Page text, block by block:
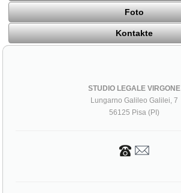
Foto
Kontakte
STUDIO LEGALE VIRGONE
Lungarno Galileo Galilei, 7
56125 Pisa (PI)